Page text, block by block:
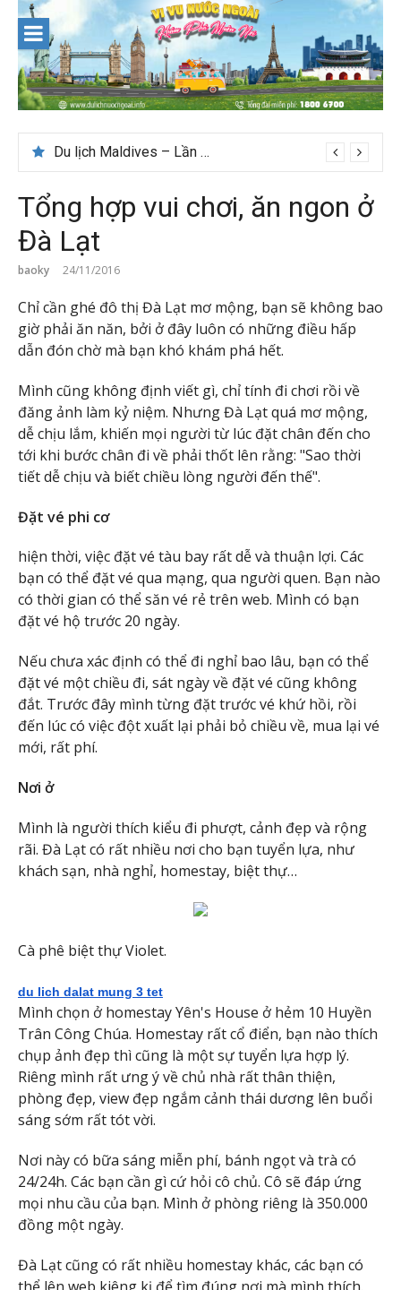
content
Du lịch Maldives – Lần đầu nên đi đâu, chơi gì?
Tổng hợp vui chơi, ăn ngon ở
Đà Lạt
baoky 24/11/2016
Chỉ cần ghé đô thị Đà Lạt mơ mộng, bạn sẽ không bao
giờ phải ăn năn, bởi ở đây luôn có những điều hấp
dẫn đón chờ mà bạn khó khám phá hết.
Mình cũng không định viết gì, chỉ tính đi chơi rồi về
đăng ảnh làm kỷ niệm. Nhưng Đà Lạt quá mơ mộng,
dễ chịu lắm, khiến mọi người từ lúc đặt chân đến cho
tới khi bước chân đi về phải thốt lên rằng: "Sao thời
tiết dễ chịu và biết chiều lòng người đến thế".
Đặt vé phi cơ
hiện thời, việc đặt vé tàu bay rất dễ và thuận lợi. Các
bạn có thể đặt vé qua mạng, qua người quen. Bạn nào
có thời gian có thể săn vé rẻ trên web. Mình có bạn
đặt vé hộ trước 20 ngày.
Nếu chưa xác định có thể đi nghỉ bao lâu, bạn có thể
đặt vé một chiều đi, sát ngày về đặt vé cũng không
đắt. Trước đây mình từng đặt trước vé khứ hồi, rồi
đến lúc có việc đột xuất lại phải bỏ chiều về, mua lại vé
mới, rất phí.
Nơi ở
Mình là người thích kiểu đi phượt, cảnh đẹp và rộng
rãi. Đà Lạt có rất nhiều nơi cho bạn tuyển lựa, như
khách sạn, nhà nghỉ, homestay, biệt thự…
Cà phê biệt thự Violet.
du lich dalat mung 3 tet
Mình chọn ở homestay Yên's House ở hẻm 10 Huyền
Trân Công Chúa. Homestay rất cổ điển, bạn nào thích
chụp ảnh đẹp thì cũng là một sự tuyển lựa hợp lý.
Riêng mình rất ưng ý về chủ nhà rất thân thiện,
phòng đẹp, view đẹp ngắm cảnh thái dương lên buổi
sáng sớm rất tót vời.
Nơi này có bữa sáng miễn phí, bánh ngọt và trà có
24/24h. Các bạn cần gì cứ hỏi cô chủ. Cô sẽ đáp ứng
mọi nhu cầu của bạn. Mình ở phòng riêng là 350.000
đồng một ngày.
Đà Lạt cũng có rất nhiều homestay khác, các bạn có